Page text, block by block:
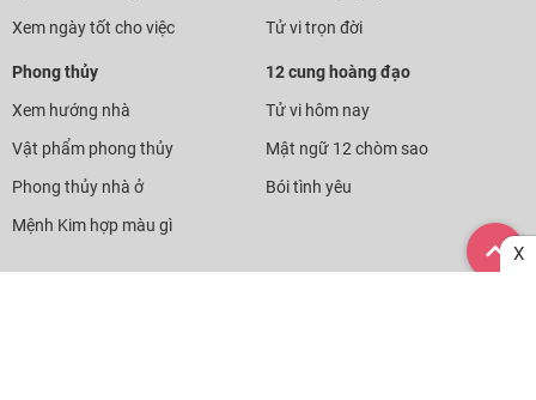
Xem ngày tốt cho việc
Tử vi trọn đời
Phong thủy
Xem hướng nhà
Vật phẩm phong thủy
Phong thủy nhà ở
Mệnh Kim hợp màu gì
12 cung hoàng đạo
Tử vi hôm nay
Mật ngữ 12 chòm sao
Bói tình yêu
X